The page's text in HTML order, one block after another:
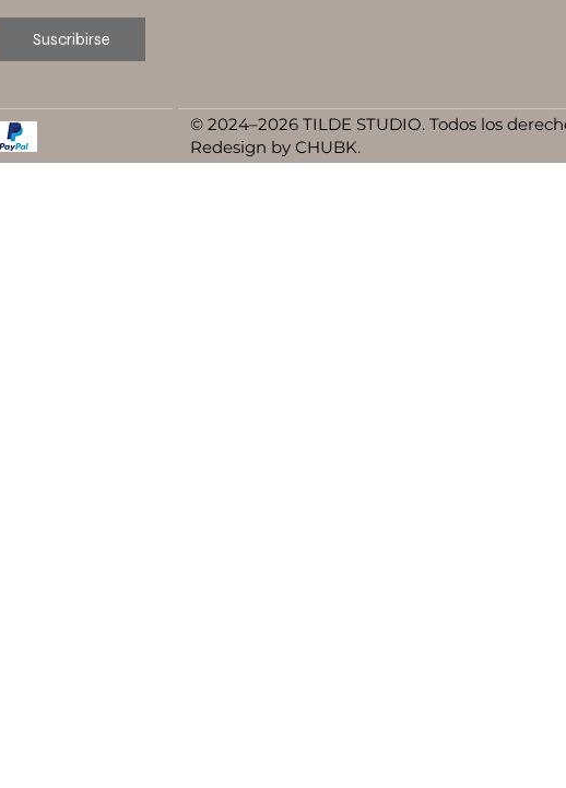
Suscribirse
© 2024–2026 TILDE STUDIO. Todos los
Redesign by CHUBK.